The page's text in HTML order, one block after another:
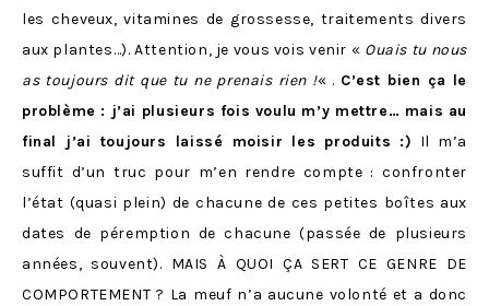
les cheveux, vitamines de grossesse, traitements divers
aux plantes…). Attention, je vous vois venir « Ouais tu nous
as toujours dit que tu ne prenais rien !« . C’est bien ça le
problème : j’ai plusieurs fois voulu m’y mettre… mais au
final j’ai toujours laissé moisir les produits :) Il m’a
suffit d’un truc pour m’en rendre compte : confronter
l’état (quasi plein) de chacune de ces petites boîtes aux
dates de péremption de chacune (passée de plusieurs
années, souvent). MAIS À QUOI ÇA SERT CE GENRE DE
COMPORTEMENT ? La meuf n’a aucune volonté et a donc